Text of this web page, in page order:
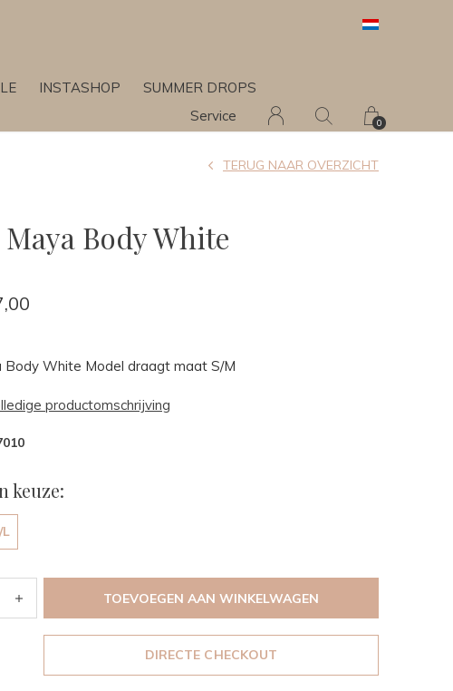
INSTASHOP
SUMMER DROPS
Service
0
Body White
TERUG NAAR OVERZICHT
Body White Model draagt maat S/M
productomschrijving
keuze:
L
TOEVOEGEN AAN WINKELWAGEN
DIRECTE CHECKOUT